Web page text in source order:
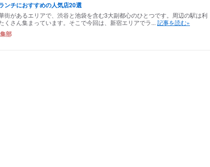
ンチにおすすめの人気店20選
街があるエリアで、渋谷と池袋を含む3大副都心のひとつです。周辺の駅は利
くさん集まっています。そこで今回は、新宿エリアでラ... 記事を読む»
部